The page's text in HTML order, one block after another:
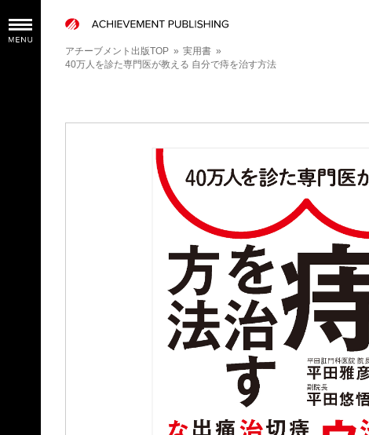
アチーブメント出版TOP» 実用書»
40万人を診た専門医が教える 自分で痔を治す方法